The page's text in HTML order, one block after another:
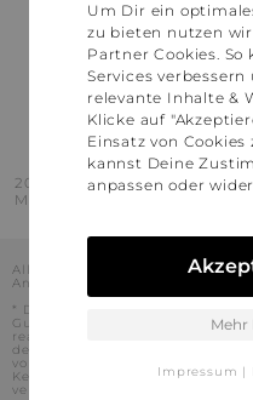
2016 - 2026 © Stylaholic.
Made for you with love in
Alle Preise inkl. der jeweils
Angaben ohne Gewähr.
* Die angezeigten Preise
Gutschein-Codes auf den Seiten
realisiert werden können.
der Gutschein-Codes durch und
vorkommen, dass die Gutscheine
Kenntnisstand bei dem
verwendet werden können.
Um Dir ein
zu bieten nutzen
Partner Cookies.
Services
relevante Inhalte &
Klicke auf
Einsatz von
kannst Deine
anpassen oder
Mehr
Impressum |